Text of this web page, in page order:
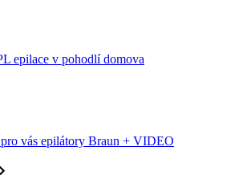
epilace v pohodlí domova
vás epilátory Braun + VIDEO